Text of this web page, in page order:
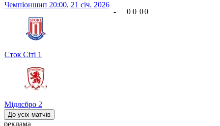
Чемпіоншип 20:00, 21 січ. 2026
Сток Сіті 1
Мідлсбро 2
- 0 0 00
До усіх матчів
реклама